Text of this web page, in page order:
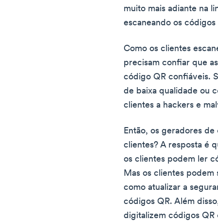
muito mais adiante na
escaneando os
Como os clientes
precisam confiar que
código QR confiáveis.
de baixa qualidade ou
clientes a hackers e
Então, os geradores
clientes? A resposta é
os clientes podem ler
Mas os clientes
como atualizar a
códigos QR. Além
digitalizem códigos QR